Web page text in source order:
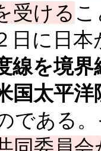
受ける
日に日
線を境
国太平
である